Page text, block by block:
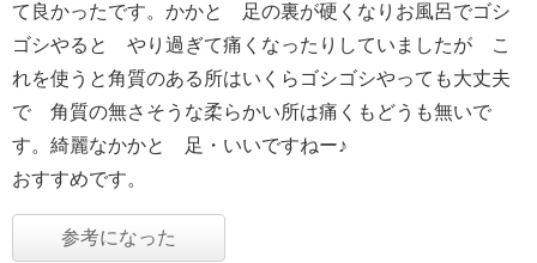
て良かったです。かかと 足の裏が硬くなりお風呂でゴシ
ゴシやると やり過ぎて痛くなったりしていましたが こ
れを使うと角質のある所はいくらゴシゴシやっても大丈夫
で 角質の無さそうな柔らかい所は痛くもどうも無いで
す。綺麗なかかと 足・いいですねー♪
おすすめです。
参考になった